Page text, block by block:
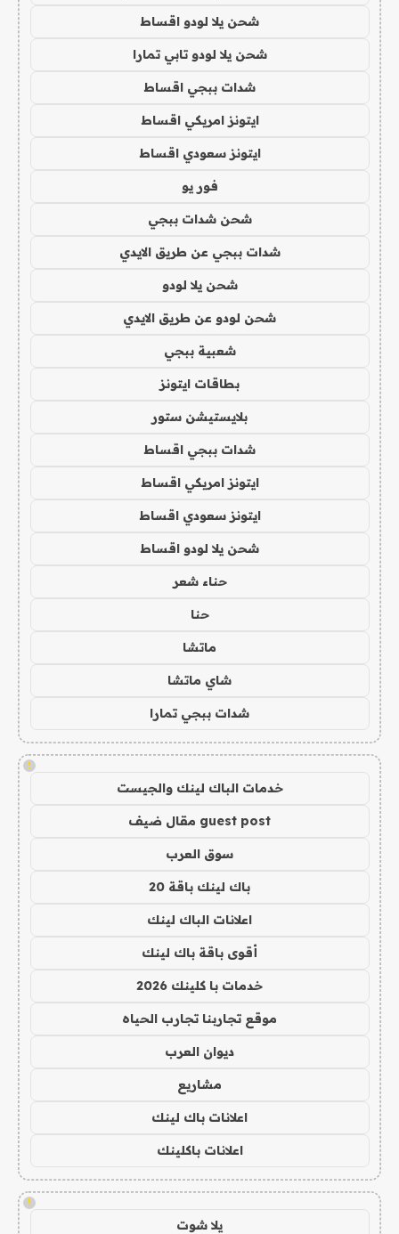
شحن يلا لودو اقساط
شحن يلا لودو تابي تمارا
شدات ببجي اقساط
ايتونز امريكي اقساط
ايتونز سعودي اقساط
فور يو
شحن شدات ببجي
شدات ببجي عن طريق الايدي
شحن يلا لودو
شحن لودو عن طريق الايدي
شعبية ببجي
بطاقات ايتونز
بلايستيشن ستور
شدات ببجي اقساط
ايتونز امريكي اقساط
ايتونز سعودي اقساط
شحن يلا لودو اقساط
حناء شعر
حنا
ماتشا
شاي ماتشا
شدات ببجي تمارا
!
خدمات الباك لينك والجيست
guest post مقال ضيف
سوق العرب
باك لينك باقة 20
اعلانات الباك لينك
أقوى باقة باك لينك
خدمات با كلينك 2026
موقع تجاربنا تجارب الحياه
ديوان العرب
مشاريع
اعلانات باك لينك
اعلانات باكلينك
!
يلا شوت